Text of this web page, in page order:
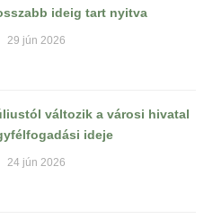
ideig tart nyitva
29 jún 2026
változik a városi hivatal
ideje
24 jún 2026